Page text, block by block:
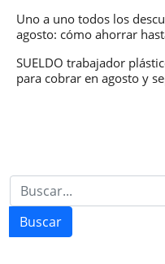
Uno a uno todos los
agosto: cómo ahorrar
SUELDO trabajador
para cobrar en agosto y
Buscar